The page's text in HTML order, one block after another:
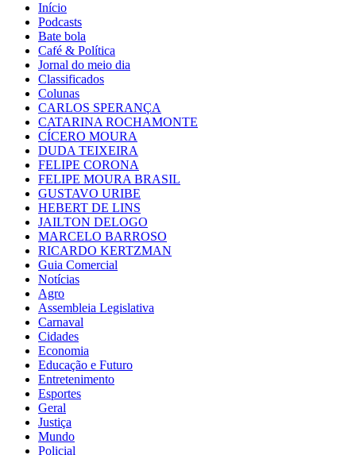
Início
Podcasts
Bate bola
Café & Política
Jornal do meio dia
Classificados
Colunas
CARLOS SPERANÇA
CATARINA ROCHAMONTE
CÍCERO MOURA
DUDA TEIXEIRA
FELIPE CORONA
FELIPE MOURA BRASIL
GUSTAVO URIBE
HEBERT DE LINS
JAILTON DELOGO
MARCELO BARROSO
RICARDO KERTZMAN
Guia Comercial
Notícias
Agro
Assembleia Legislativa
Carnaval
Cidades
Economia
Educação e Futuro
Entretenimento
Esportes
Geral
Justiça
Mundo
Policial